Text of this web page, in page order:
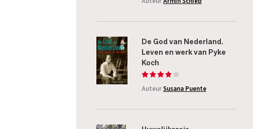
De God van Nederland.
Leven en werk van Pyke
Koch
AuteurSusana Puente